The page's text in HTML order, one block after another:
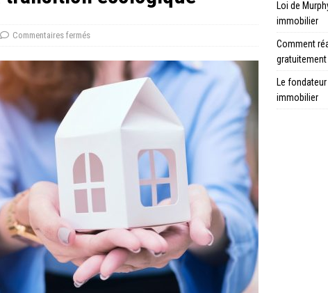
Commentaires fermés
Loi de
immobilier
Comment
Le
immobilier